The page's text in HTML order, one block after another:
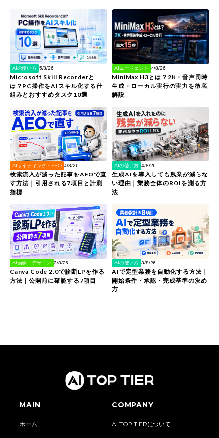
AIの使い方 5/8/26
Microsoft Skill Recorderと
は？PC操作をAIスキル化する仕
組みとおすすめタスク10選
AIエージェント 4/8/26
MiniMax H3とは？2K・音声同時
生成・ローカル実行の実力を徹底
解説
AIライティング・SEO 4/8/26
検索流入が減った記事をAEOで直
す方法｜引用される7項目と計測
指標
AIの使い方 4/8/26
生成AIを導入しても残業が減らな
い理由｜業務全体のROIを測る方
法
AI画像・デザイン 3/8/26
Canva Code 2.0で診断LPを作る
方法｜公開前に確認する7項目
AIの使い方 3/8/26
AIで定型業務を自動化する方法｜
開始条件・承認・完成基準の決め
方
MAIN
ホーム
COMPANY
AI TOP TIERについて